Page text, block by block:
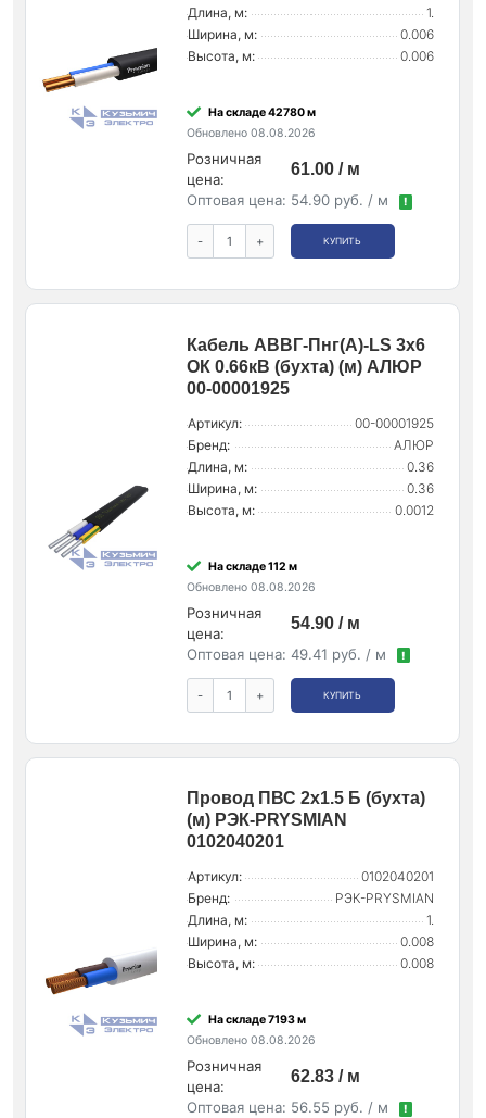
Длина, м:
1.
Ширина, м:
0.006
Высота, м:
0.006
На складе 42780 м
Обновлено 08.08.2026
Розничная
цена:
61.00 / м
Оптовая цена: 54.90 руб. / м !
- + КУПИТЬ
Кабель АВВГ-Пнг(А)-LS 3х6
ОК 0.66кВ (бухта) (м) АЛЮР
00-00001925
Артикул:
00-00001925
Бренд:
АЛЮР
Длина, м:
0.36
Ширина, м:
0.36
Высота, м:
0.0012
На складе 112 м
Обновлено 08.08.2026
Розничная
цена:
54.90 / м
Оптовая цена: 49.41 руб. / м !
- + КУПИТЬ
Провод ПВС 2х1.5 Б (бухта)
(м) РЭК-PRYSMIAN
0102040201
Артикул:
0102040201
Бренд:
РЭК-PRYSMIAN
Длина, м:
1.
Ширина, м:
0.008
Высота, м:
0.008
На складе 7193 м
Обновлено 08.08.2026
Розничная
цена:
62.83 / м
Оптовая цена: 56.55 руб. / м !